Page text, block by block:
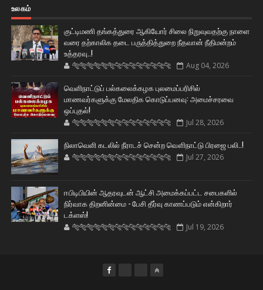
உலகம்
குட்டிமணி தங்கத்துரை ஆகியோர் சிலை நிறுவுவதற்கு நாளை
வரை தற்காலிக தடை பருத்தித்துறை நீதவான் நீதிமன்றம்
உத்தரவு..!
🐅🐅🐅🐅🐅🐅🐆🐆🐆🐆🐆🐆🐆🐆 Aug 04, 2026
வெளிநாட்டுப் பல்கலைக்கழக புலமைப்பரிசில்
மாணவர்களுக்கு மேலதிக கொடுப்பனவு: அமைச்சரவை
ஒப்புதல்!
🐅🐅🐅🐅🐅🐅🐆🐆🐆🐆🐆🐆🐆🐆 Jul 28, 2026
நிலாவெளி கடலில் நீராடச் சென்ற வௌிநாட்டு பிரஜை பலி..!
🐅🐅🐅🐅🐅🐅🐆🐆🐆🐆🐆🐆🐆🐆 Jul 27, 2026
ஈபிடிபியின் ஆதரவுடன் ஆட்சி அமைக்கப்பட்ட சபைகளில்
நிர்வாக திறனின்மை - பேசி தீர்வு காணப்படும் என்கிறார்
டக்ளஸ்!
🐅🐅🐅🐅🐅🐅🐆🐆🐆🐆🐆🐆🐆🐆 Jul 19, 2026